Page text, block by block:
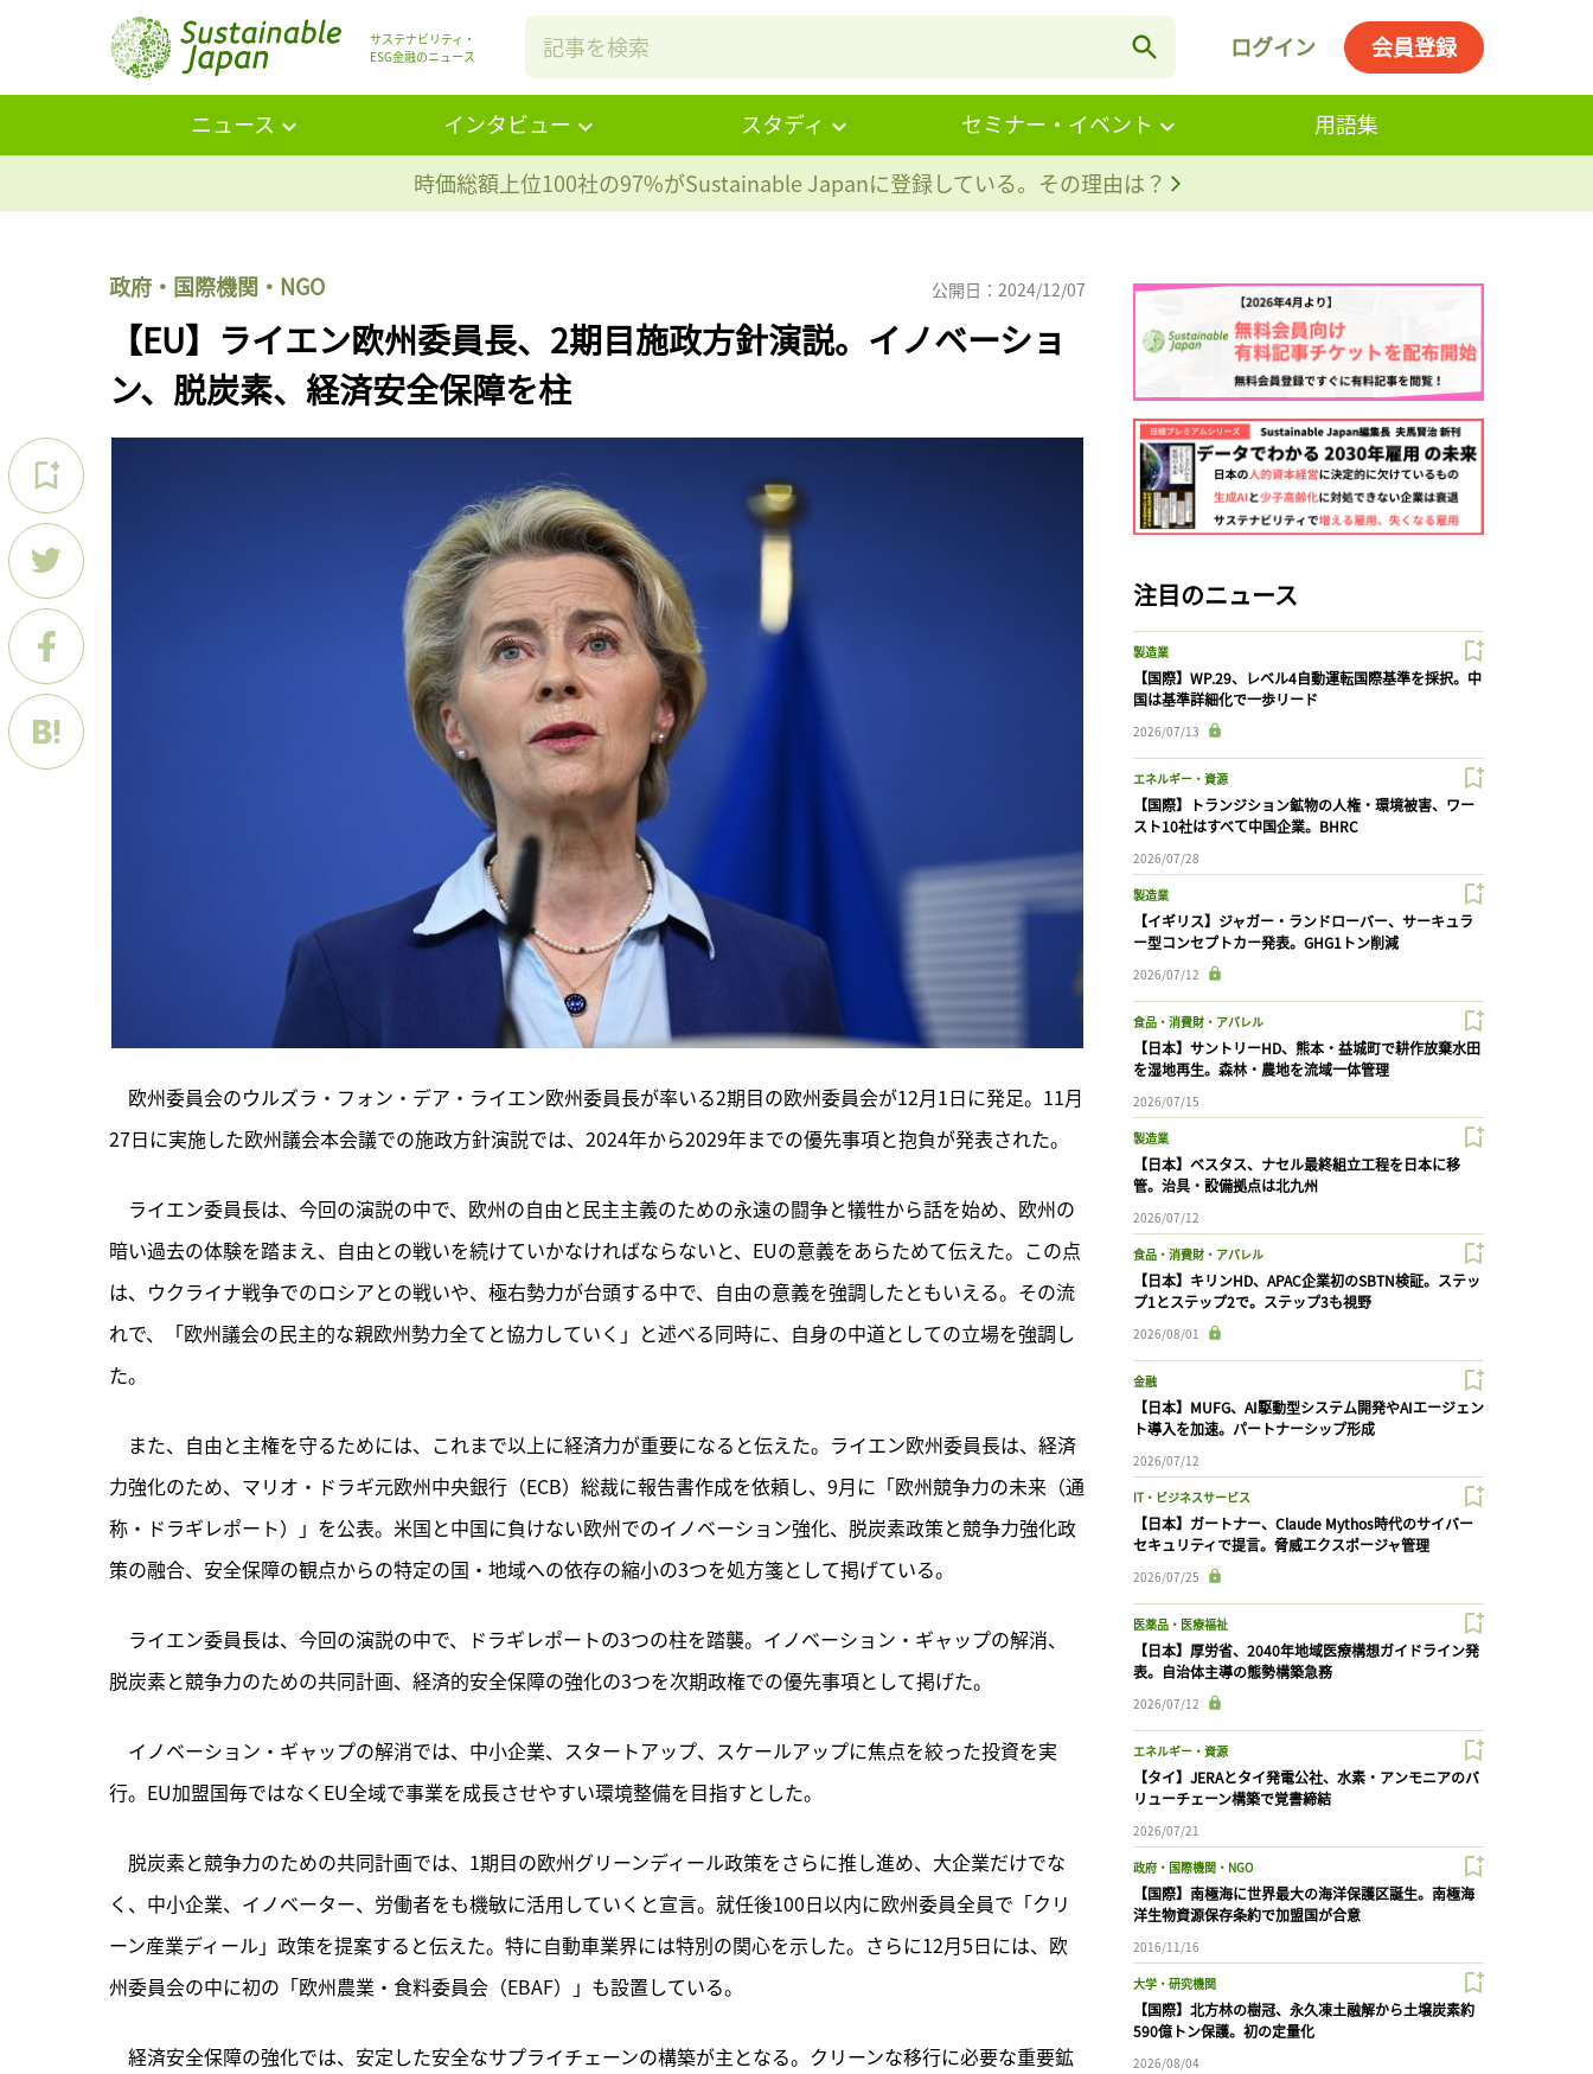
サステナビリティ・
ESG金融のニュース
ログイン 会員登録
ニュース インタビュー スタディ セミナー・イベント
用語集
時価総額上位100社の97%がSustainable Japanに登録している。その理由は？
政府・国際機関・NGO 公開日：2024/12/07
【EU】ライエン欧州委員長、2期目施政方針演説。イノベーショ
ン、脱炭素、経済安全保障を柱
欧州委員会のウルズラ・フォン・デア・ライエン欧州委員長が率いる2期目の欧州委員会が12月1日に発足。11月
27日に実施した欧州議会本会議での施政方針演説では、2024年から2029年までの優先事項と抱負が発表された。
ライエン委員長は、今回の演説の中で、欧州の自由と民主主義のための永遠の闘争と犠牲から話を始め、欧州の
暗い過去の体験を踏まえ、自由との戦いを続けていかなければならないと、EUの意義をあらためて伝えた。この点
は、ウクライナ戦争でのロシアとの戦いや、極右勢力が台頭する中で、自由の意義を強調したともいえる。その流
れで、「欧州議会の民主的な親欧州勢力全てと協力していく」と述べる同時に、自身の中道としての立場を強調し
た。
また、自由と主権を守るためには、これまで以上に経済力が重要になると伝えた。ライエン欧州委員長は、経済
力強化のため、マリオ・ドラギ元欧州中央銀行（ECB）総裁に報告書作成を依頼し、9月に 「欧州競争力の未来（通
称・ドラギレポート）」を公表。米国と中国に負けない欧州でのイノベーション強化、脱炭素政策と競争力強化政
策の融合、安全保障の観点からの特定の国・地域への依存の縮小の3つを処方箋として掲げている。
ライエン委員長は、今回の演説の中で、ドラギレポートの3つの柱を踏襲。イノベーション・ギャップの解消、
脱炭素と競争力のための共同計画、経済的安全保障の強化の3つを次期政権での優先事項として掲げた。
イノベーション・ギャップの解消では、中小企業、スタートアップ、スケールアップに焦点を絞った投資を実
行。EU加盟国毎ではなくEU全域で事業を成長させやすい環境整備を目指すとした。
脱炭素と競争力のための共同計画では、1期目の欧州グリーンディール政策をさらに推し進め、大企業だけでな
く、中小企業、イノベーター、労働者をも機敏に活用していくと宣言。就任後100日以内に欧州委員全員で「クリ
ーン産業ディール」政策を提案すると伝えた。特に自動車業界には特別の関心を示した。さらに12月5日には、欧
州委員会の中に初の「欧州農業・食料委員会（EBAF）」も設置している。
経済安全保障の強化では、安定した安全なサプライチェーンの構築が主となる。クリーンな移行に必要な重要鉱
注目のニュース
製造業
【国際】WP.29、レベル4自動運転国際基準を採択。中
国は基準詳細化で一歩リード
2026/07/13
エネルギー・資源
【国際】トランジション鉱物の人権・環境被害、ワー
スト10社はすべて中国企業。BHRC
2026/07/28
製造業
【イギリス】ジャガー・ランドローバー、サーキュラ
ー型コンセプトカー発表。GHG1トン削減
2026/07/12
食品・消費財・アパレル
【日本】サントリーHD、熊本・益城町で耕作放棄水田
を湿地再生。森林・農地を流域一体管理
2026/07/15
製造業
【日本】ベスタス、ナセル最終組立工程を日本に移
管。治具・設備拠点は北九州
2026/07/12
食品・消費財・アパレル
【日本】キリンHD、APAC企業初のSBTN検証。ステッ
プ1とステップ2で。ステップ3も視野
2026/08/01
金融
【日本】MUFG、AI駆動型システム開発やAIエージェン
ト導入を加速。パートナーシップ形成
2026/07/12
IT・ビジネスサービス
【日本】ガートナー、Claude Mythos時代のサイバー
セキュリティで提言。脅威エクスポージャ管理
2026/07/25
医薬品・医療福祉
【日本】厚労省、2040年地域医療構想ガイドライン発
表。自治体主導の態勢構築急務
2026/07/12
エネルギー・資源
【タイ】JERAとタイ発電公社、水素・アンモニアのバ
リューチェーン構築で覚書締結
2026/07/21
政府・国際機関・NGO
【国際】南極海に世界最大の海洋保護区誕生。南極海
洋生物資源保存条約で加盟国が合意
2016/11/16
大学・研究機関
【国際】北方林の樹冠、永久凍土融解から土壌炭素約
590億トン保護。初の定量化
2026/08/04